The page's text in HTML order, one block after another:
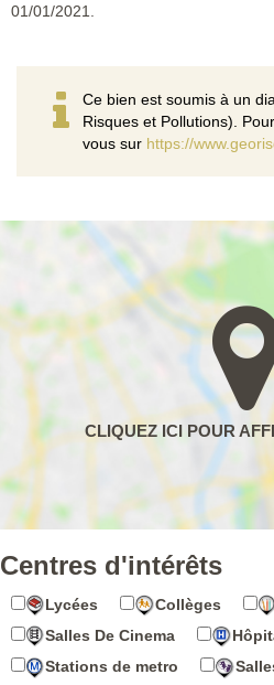
01/01/2021.
Ce bien est soumis à un
Risques et Pollutions).
vous sur https://
Centres d'intérêts
Lycées Collèges
Salles De Cinema
Stations de metro